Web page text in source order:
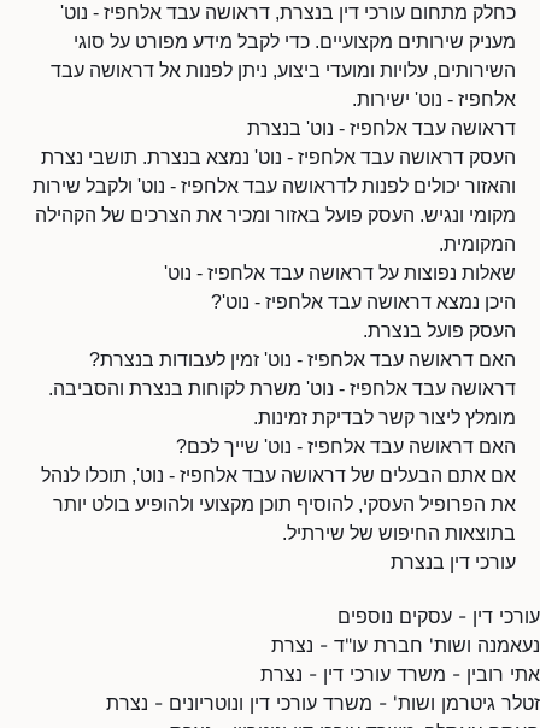
כחלק מתחום עורכי דין בנצרת, דראושה עבד אלחפיז - נוט'
מעניק שירותים מקצועיים. כדי לקבל מידע מפורט על סוגי
השירותים, עלויות ומועדי ביצוע, ניתן לפנות אל דראושה עבד
אלחפיז - נוט' ישירות.
דראושה עבד אלחפיז - נוט' בנצרת
העסק דראושה עבד אלחפיז - נוט' נמצא בנצרת. תושבי נצרת
והאזור יכולים לפנות לדראושה עבד אלחפיז - נוט' ולקבל שירות
מקומי ונגיש. העסק פועל באזור ומכיר את הצרכים של הקהילה
המקומית.
שאלות נפוצות על דראושה עבד אלחפיז - נוט'
היכן נמצא דראושה עבד אלחפיז - נוט'?
העסק פועל בנצרת.
האם דראושה עבד אלחפיז - נוט' זמין לעבודות בנצרת?
דראושה עבד אלחפיז - נוט' משרת לקוחות בנצרת והסביבה.
מומלץ ליצור קשר לבדיקת זמינות.
האם דראושה עבד אלחפיז - נוט' שייך לכם?
אם אתם הבעלים של דראושה עבד אלחפיז - נוט', תוכלו לנהל
את הפרופיל העסקי, להוסיף תוכן מקצועי ולהופיע בולט יותר
בתוצאות החיפוש של שירתיל.
עורכי דין בנצרת
עורכי דין - עסקים נוספים
נעאמנה ושות' חברת עו"ד - נצרת
אתי רובין - משרד עורכי דין - נצרת
זטלר גיטרמן ושות' - משרד עורכי דין ונוטריונים - נצרת